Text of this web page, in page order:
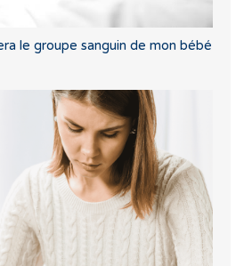
le groupe sanguin de mon bébé